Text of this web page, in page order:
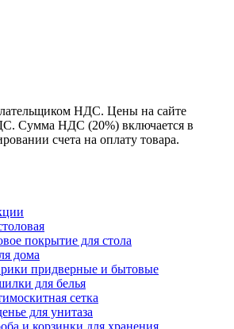
НДС. Цены на сайте
Сумма НДС (20%) включается в
счета на оплату товара.
покрытие для стола
дома
придверные и бытовые
для белья
сетка
для унитаза
и корзинки для хранения